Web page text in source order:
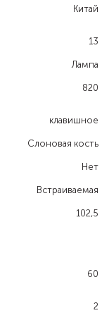
Китай
13
Лампа
820
клавишное
Слоновая кость
Нет
Встраиваемая
102,5
60
2